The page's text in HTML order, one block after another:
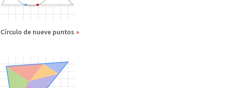
Círculo de nueve puntos